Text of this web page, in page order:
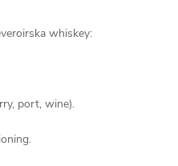
whiskey:
port, wine).